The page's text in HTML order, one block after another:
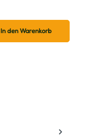
In den Warenkorb